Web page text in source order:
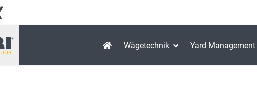
Wägetechnik Yard Management